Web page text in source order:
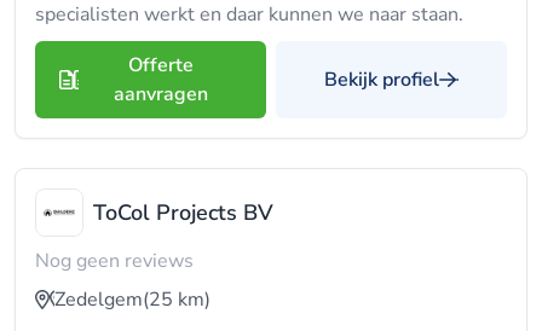
specialisten werkt en daar kunnen we naar staan.
Offerte
aanvragen
Bekijk profiel
ToCol Projects BV
Nog geen reviews
Zedelgem(25 km)